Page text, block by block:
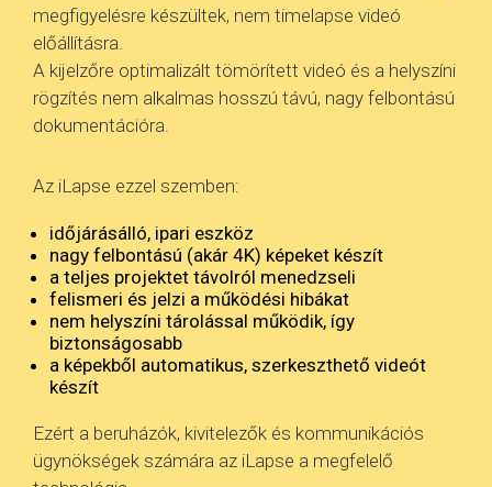
megfigyelésre készültek, nem timelapse videó
előállításra.
A kijelzőre optimalizált tömörített videó és a helyszíni
rögzítés nem alkalmas hosszú távú, nagy felbontású
dokumentációra.
Az iLapse ezzel szemben:
időjárásálló, ipari eszköz
nagy felbontású (akár 4K) képeket készít
a teljes projektet távolról menedzseli
felismeri és jelzi a működési hibákat
nem helyszíni tárolással működik, így
biztonságosabb
a képekből automatikus, szerkeszthető videót
készít
Ezért a beruházók, kivitelezők és kommunikációs
ügynökségek számára az iLapse a megfelelő